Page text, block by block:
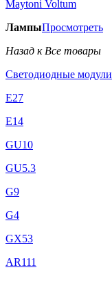
Maytoni Voltum
ЛампыПросмотреть
Назад к Все товары
Светодиодные модули
E27
E14
GU10
GU5.3
G9
G4
GX53
AR111